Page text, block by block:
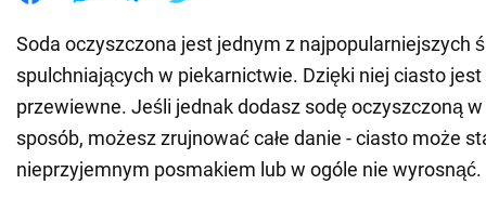
Soda oczyszczona jest jednym z najpopularniejszych
spulchniających w piekarnictwie. Dzięki niej ciasto
przewiewne. Jeśli jednak dodasz sodę oczyszczoną w
sposób, możesz zrujnować całe danie - ciasto może
nieprzyjemnym posmakiem lub w ogóle nie wyrosnąć.